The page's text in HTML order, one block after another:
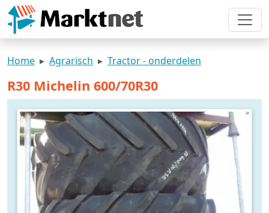
Home Agrarisch Tractor - onderdelen
R30 Michelin 600/70R30